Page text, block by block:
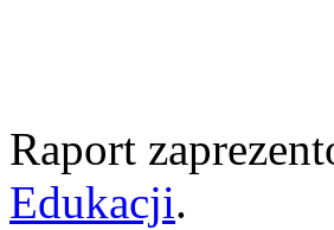
Raport
Edukacji.